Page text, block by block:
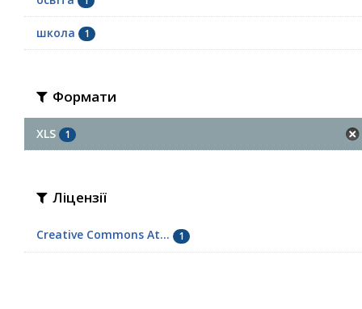
школа 1
Формати
XLS 1
Ліцензії
Creative Commons At... 1